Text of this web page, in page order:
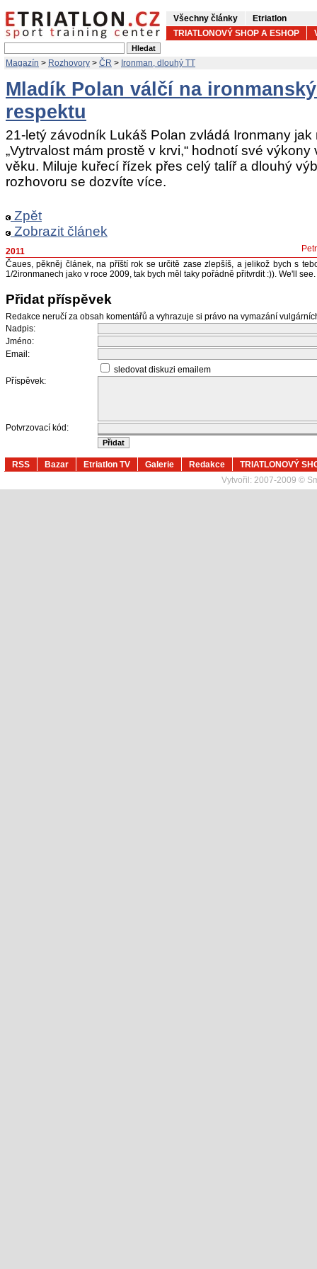
Všechny články
Etriatlon
TRIATLONOVÝ SHOP A ESHOP
Magazín > Rozhovory > ČR > Ironman, dlouhý TT
Mladík Polan válčí na
respektu
21-letý závodník Lukáš Polan zvládá Ironmany
„Vytrvalost mám prostě v krvi,“ hodnotí své
věku. Miluje kuřecí řízek přes celý talíř a dlouhý
rozhovoru se dozvíte více.
Zpět
Zobrazit článek
2011
Čaues, pěkněj článek, na příští rok se určitě zase zlepšíš, a jelikož bych s
1/2ironmanech jako v roce 2009, tak bych měl taky pořádně přitvrdit :)). We'll see.
Přidat příspěvek
Redakce neručí za obsah komentářů a vyhrazuje si právo na vymazání
Nadpis:
Jméno:
Email:
sledovat diskuzi emailem
Příspěvek:
Potvrzovací kód:
RSS Bazar Etriatlon TV Galerie Redakce
TRIATLONOVÝ
Vytvořil: 2007-2009 ©